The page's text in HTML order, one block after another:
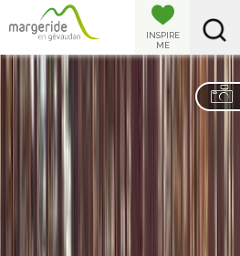
INSPIRE
ME
Cookies management panel